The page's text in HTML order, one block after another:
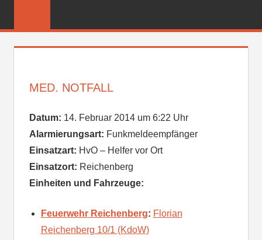
FEUERWEHR
MED. NOTFALL
Datum: 14. Februar 2014 um 6:22 Uhr
Alarmierungsart: Funkmeldeempfänger
Einsatzart: HvO – Helfer vor Ort
Einsatzort: Reichenberg
Einheiten und Fahrzeuge:
Feuerwehr Reichenberg: Florian
Reichenberg 10/1 (KdoW)